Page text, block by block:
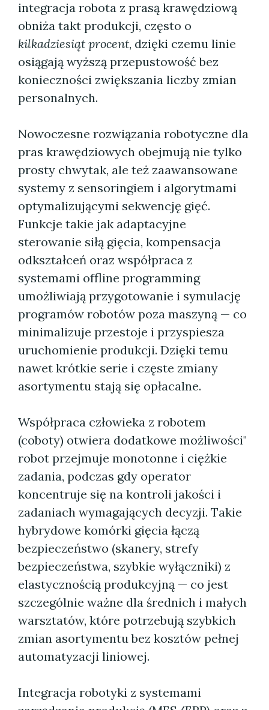
integracja robota z prasą krawędziową
obniża takt produkcji, często o
kilkadziesiąt procent, dzięki czemu linie
osiągają wyższą przepustowość bez
konieczności zwiększania liczby zmian
personalnych.
Nowoczesne rozwiązania robotyczne dla
pras krawędziowych obejmują nie tylko
prosty chwytak, ale też zaawansowane
systemy z sensoringiem i algorytmami
optymalizującymi sekwencję gięć.
Funkcje takie jak adaptacyjne
sterowanie siłą gięcia, kompensacja
odkształceń oraz współpraca z
systemami offline programming
umożliwiają przygotowanie i symulację
programów robotów poza maszyną — co
minimalizuje przestoje i przyspiesza
uruchomienie produkcji. Dzięki temu
nawet krótkie serie i częste zmiany
asortymentu stają się opłacalne.
Współpraca człowieka z robotem
(coboty) otwiera dodatkowe możliwości"
robot przejmuje monotonne i ciężkie
zadania, podczas gdy operator
koncentruje się na kontroli jakości i
zadaniach wymagających decyzji. Takie
hybrydowe komórki gięcia łączą
bezpieczeństwo (skanery, strefy
bezpieczeństwa, szybkie wyłączniki) z
elastycznością produkcyjną — co jest
szczególnie ważne dla średnich i małych
warsztatów, które potrzebują szybkich
zmian asortymentu bez kosztów pełnej
automatyzacji liniowej.
Integracja robotyki z systemami